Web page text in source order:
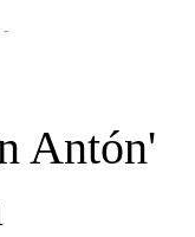
Antón'